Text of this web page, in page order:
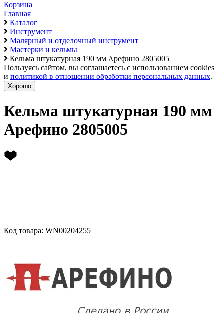
Корзина
Главная
Каталог
Инструмент
Малярный и отделочный инструмент
Мастерки и кельмы
Кельма штукатурная 190 мм Арефино 2805005
Пользуясь сайтом, вы соглашаетесь с использованием cookies
и политикой в отношении обработки персональных данных.
Хорошо
Кельма штукатурная 190 мм
Арефино 2805005
Код товара: WN00204255